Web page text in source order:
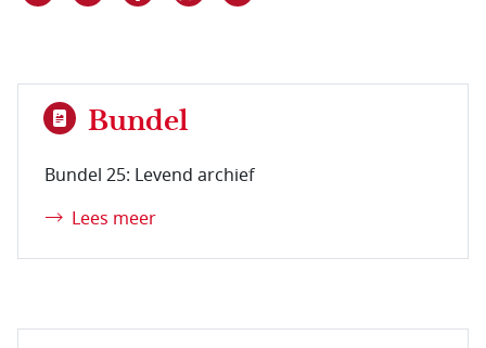
Bundel
Bundel 25: Levend archief
Lees meer